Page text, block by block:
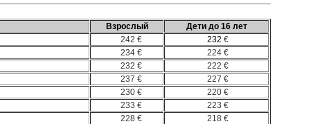
Взрослый
Дети до 16 лет
242 € 232 €
234 €
224 €
232 €
222 €
237 €
227 €
230 €
220 €
233 €
223 €
228 €
218 €